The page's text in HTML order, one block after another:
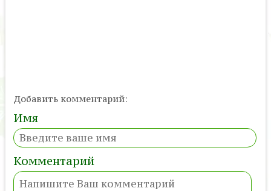
Добавить комментарий:
Имя
Комментарий